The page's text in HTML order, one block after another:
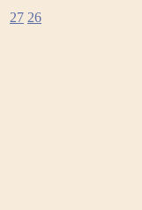
26
27